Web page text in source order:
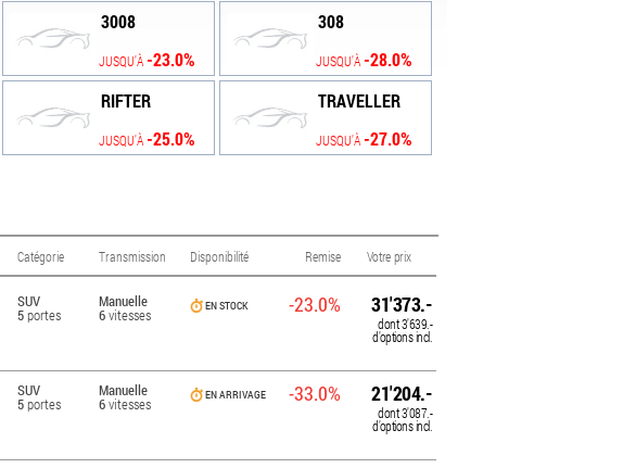
3008
JUSQU'À -23.0%
308
JUSQU'À -28.0%
RIFTER
JUSQU'À -25.0%
TRAVELLER
JUSQU'À -27.0%
Catégorie Transmission Disponibilité Remise Votre prix
SUV
5portes
Manuelle
6vitesses EN STOCK -23.0% 31'373.-
dont3'639.-
d'options incl.
SUV
5portes
Manuelle
6vitesses EN ARRIVAGE -33.0% 21'204.-
dont3'087.-
d'options incl.